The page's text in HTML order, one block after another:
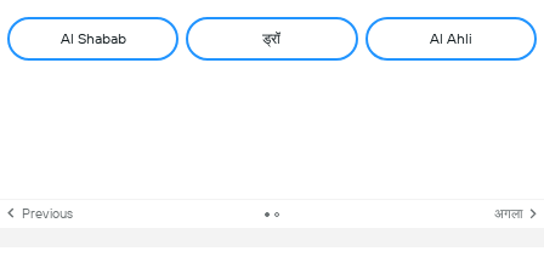
Al Shabab ड्रॉ Al Ahli
Previous अगला